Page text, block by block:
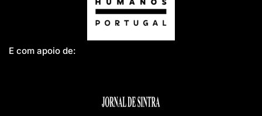
E com apoio de: